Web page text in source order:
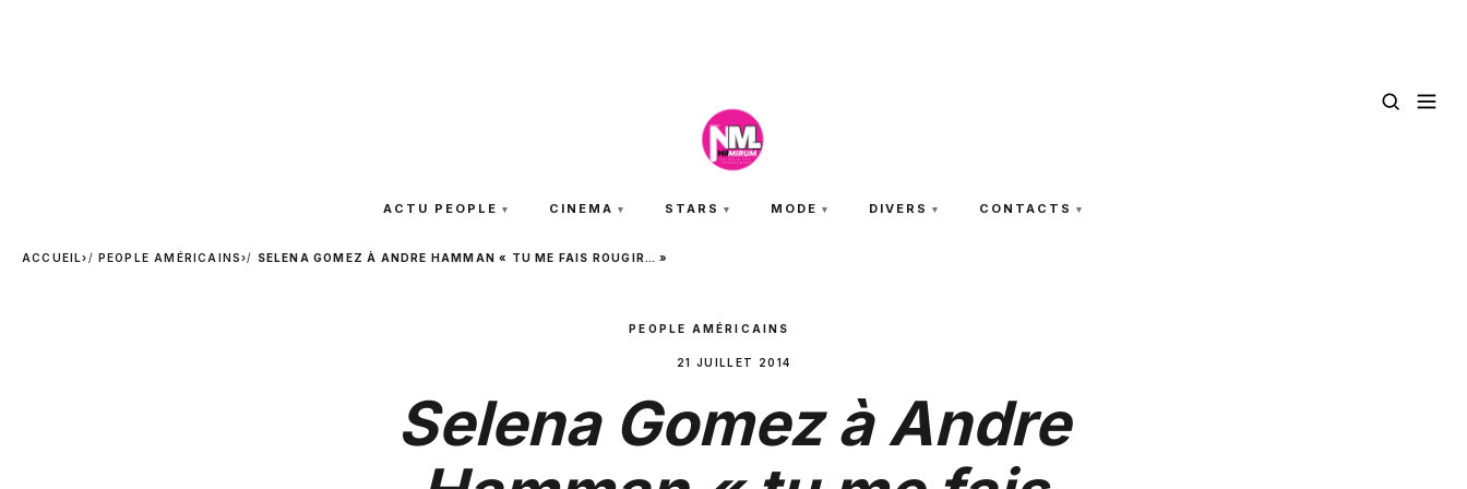
ACTU PEOPLE CINEMA STARS MODE DIVERS CONTACTS
ACCUEIL› PEOPLE AMÉRICAINS› SELENA GOMEZ À ANDRE HAMMAN « TU ME FAIS ROUGIR… »
PEOPLE AMÉRICAINS
21 JUILLET 2014
Selena Gomez à Andre